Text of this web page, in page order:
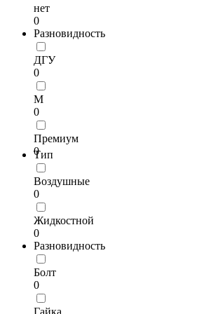
нет
0
Разновидность
ДГУ
0
М
0
Премиум
0
Тип
Воздушные
0
Жидкостной
0
Разновидность
Болт
0
Гайка